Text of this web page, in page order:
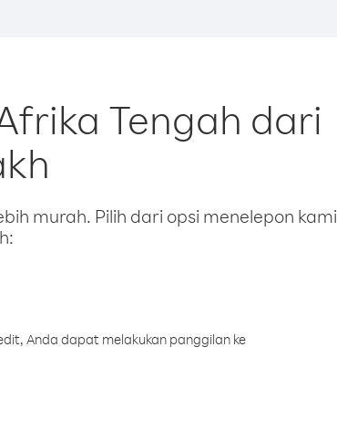
Tengah dari
murah. Pilih dari opsi menelepon kami
Anda dapat melakukan panggilan ke